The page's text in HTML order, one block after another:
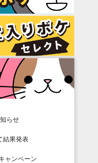
らせ
結果発表
ャンペーン